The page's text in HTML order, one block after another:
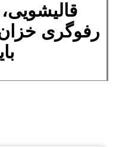
رفوگری خزان